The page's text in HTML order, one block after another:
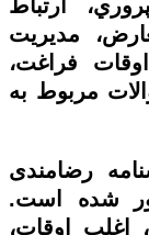
ارتباط
مديريت
فراغت،
مربوط به
رضامندی
شده است.
اغلب اوقات،